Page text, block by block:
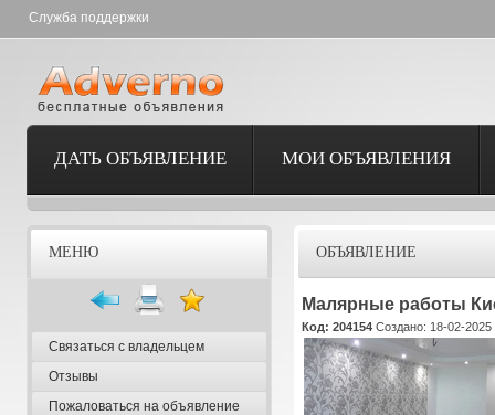
Служба поддержки
ДАТЬ ОБЪЯВЛЕНИЕ МОИ ОБЪЯВЛЕНИЯ
МЕНЮ
Связаться с владельцем
Отзывы
Пожаловаться на объявление
ОБЪЯВЛЕНИЕ
Малярные работы
Код: 204154 Создано: 18-02-2025